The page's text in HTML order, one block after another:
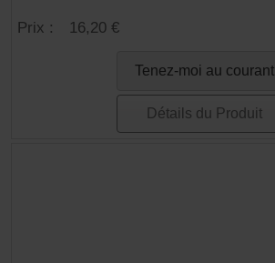
Prix : 16,20 €
Tenez-moi au courant
Détails du Produit